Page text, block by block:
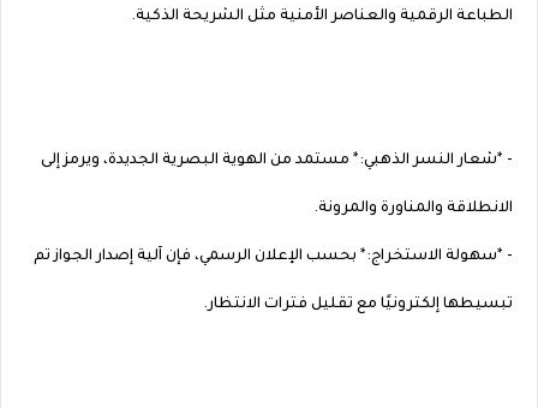
الطباعة الرقمية والعناصر الأمنية مثل الشريحة الذكية.
- *شعار النسر الذهبي:* مستمد من الهوية البصرية الجديدة، ويرمز إلى
الانطلاقة والمناورة والمرونة.
- *سهولة الاستخراج:* بحسب الإعلان الرسمي، فإن آلية إصدار الجواز تم
تبسيطها إلكترونيًا مع تقليل فترات الانتظار.